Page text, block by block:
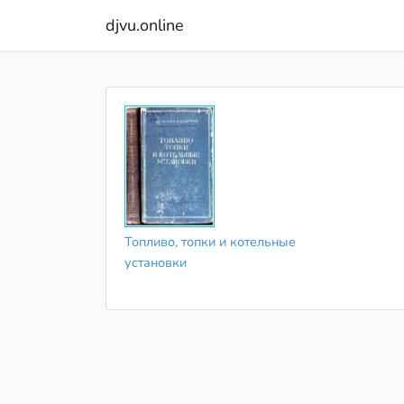
djvu.online
Топливо, топки и котельные
установки